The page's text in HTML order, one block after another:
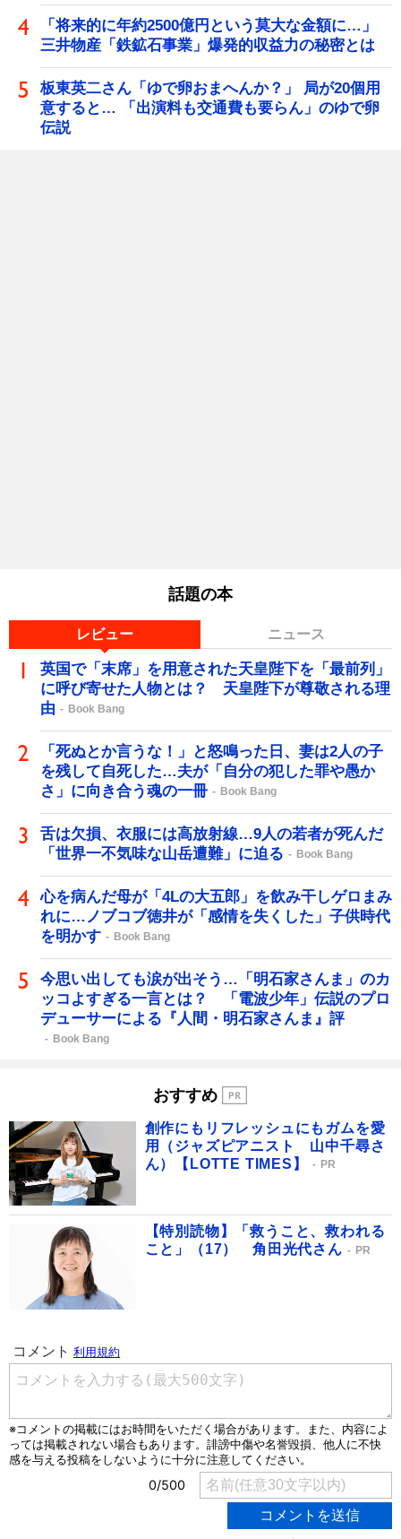
「将来的に年約2500億円という莫大な金額に…」
三井物産「鉄鉱石事業」爆発的収益力の秘密とは
板東英二さん「ゆで卵おまへんか？」 局が20個用
意すると… 「出演料も交通費も要らん」のゆで卵
伝説
話題の本
レビュー ニュース
英国で「末席」を用意された天皇陛下を「最前列」
に呼び寄せた人物とは？ 天皇陛下が尊敬される理
由
Book Bang
「死ぬとか言うな！」と怒鳴った日、妻は2人の子
を残して自死した…夫が「自分の犯した罪や愚か
さ」に向き合う魂の一冊
Book Bang
舌は欠損、衣服には高放射線…9人の若者が死んだ
「世界一不気味な山岳遭難」に迫る
Book Bang
心を病んだ母が「4Lの大五郎」を飲み干しゲロまみ
れに…ノブコブ徳井が「感情を失くした」子供時代
を明かす
Book Bang
今思い出しても涙が出そう…「明石家さんま」のカ
ッコよすぎる一言とは？ 「電波少年」伝説のプロ
デューサーによる『人間・明石家さんま』評
Book Bang
おすすめ
創作にもリフレッシュにもガムを愛
用（ジャズピアニスト 山中千尋さ
ん）【LOTTE TIMES】
PR
【特別読物】「救うこと、救われる
こと」（17） 角田光代さん
PR